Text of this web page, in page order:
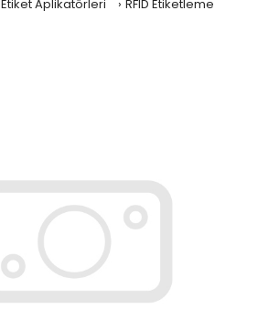
Etiket Aplikatörleri RFID Etiketleme